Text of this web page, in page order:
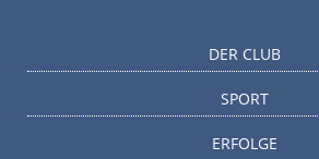
DER CLUB
SPORT
ERFOLGE